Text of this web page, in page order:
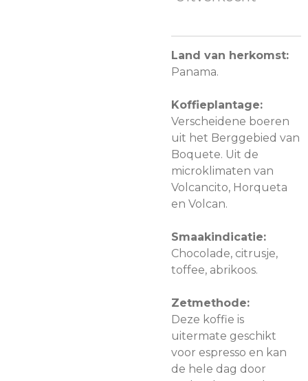
Land van herkomst:
Panama.
Koffieplantage:
Verscheidene boeren
uit het Berggebied van
Boquete. Uit de
microklimaten van
Volcancito, Horqueta
en Volcan.
Smaakindicatie:
Chocolade, citrusje,
toffee, abrikoos.
Zetmethode:
Deze koffie is
uitermate geschikt
voor espresso en kan
de hele dag door